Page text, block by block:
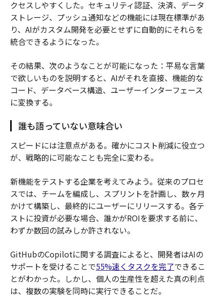
クセスしやすくした。セキュリティ認証、決済、データ
ストレージ、プッシュ通知などの機能には現在標準があ
り、AIがカスタム開発を必要とせずに自動的にそれらを
統合できるようになった。
その結果、次のようなことが可能になった：平易な言葉
で欲しいものを説明すると、AIがそれを直接、機能的な
コード、データベース構造、ユーザーインターフェース
に変換する。
誰も語っていない意味合い
スピードには注意点がある。確かにコスト削減に役立つ
が、戦略的に可能なことも完全に変わる。
新機能をテストする企業を考えてみよう。従来のプロセ
スでは、チームを編成し、スプリントを計画し、数ヶ月
かけて構築し、最終的にユーザーにリリースする。各テ
ストに投資が必要な場合、誰かがROIを要求する前に、
わずか数回の試みしか許されない。
GitHubのCopilotに関する調査によると、開発者はAIの
サポートを受けることで55%速くタスクを完了できるこ
とがわかった。しかし、個人の生産性を超えた真の利点
は、複数の実験を同時に実行できることだ。